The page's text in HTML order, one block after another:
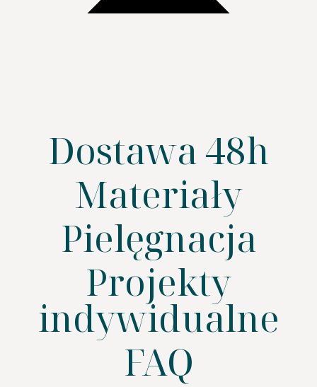
SZUKAJ
Dostawa 48h
Materiały
Pielęgnacja
Projekty
indywidualne
FAQ